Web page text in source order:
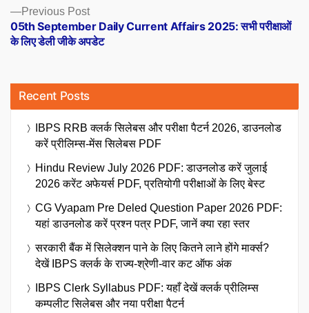
Previous PostPrevious
post:
05th September Daily Current Affairs 2025: सभी परीक्षाओं
के लिए डेली जीके अपडेट
Recent Posts
IBPS RRB क्लर्क सिलेबस और परीक्षा पैटर्न 2026, डाउनलोड
करें प्रीलिम्स-मेंस सिलेबस PDF
Hindu Review July 2026 PDF: डाउनलोड करें जुलाई
2026 करेंट अफेयर्स PDF, प्रतियोगी परीक्षाओं के लिए बेस्ट
CG Vyapam Pre Deled Question Paper 2026 PDF:
यहां डाउनलोड करें प्रश्न पत्र PDF, जानें क्या रहा स्तर
सरकारी बैंक में सिलेक्शन पाने के लिए कितने लाने होंगे मार्क्स?
देखें IBPS क्लर्क के राज्य-श्रेणी-वार कट ऑफ अंक
IBPS Clerk Syllabus PDF: यहाँ देखें क्लर्क प्रीलिम्स
कम्पलीट सिलेबस और नया परीक्षा पैटर्न